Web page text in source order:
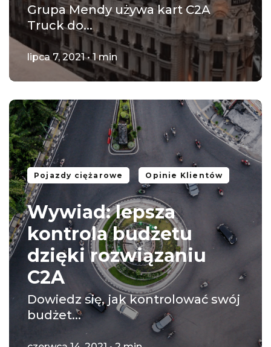
Grupa Mendy używa kart C2A
Truck do...
lipca 7, 2021 • 1 min
Pojazdy ciężarowe Opinie Klientów
Wywiad: lepsza
kontrola budżetu
dzięki rozwiązaniu
C2A
Dowiedz się, jak kontrolować swój
budżet...